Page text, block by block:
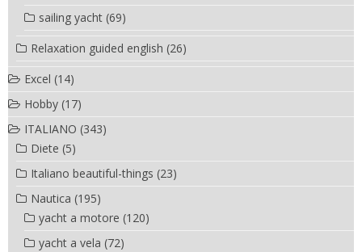
sailing yacht (69)
Relaxation guided english (26)
Excel (14)
Hobby (17)
ITALIANO (343)
Diete (5)
Italiano beautiful-things (23)
Nautica (195)
yacht a motore (120)
yacht a vela (72)